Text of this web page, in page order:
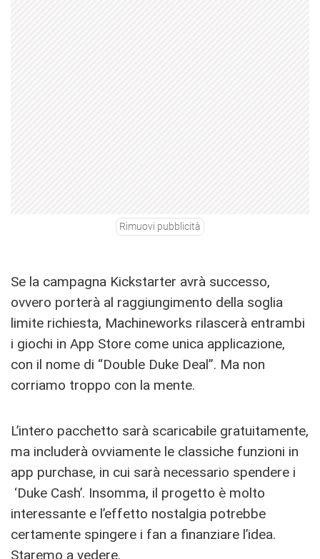
Rimuovi pubblicità
Se la campagna Kickstarter avrà successo,
ovvero porterà al raggiungimento della soglia
limite richiesta, Machineworks rilascerà entrambi
i giochi in App Store come unica applicazione,
con il nome di “Double Duke Deal”. Ma non
corriamo troppo con la mente.
L’intero pacchetto sarà scaricabile gratuitamente,
ma includerà ovviamente le classiche funzioni in
app purchase, in cui sarà necessario spendere i
‘Duke Cash’. Insomma, il progetto è molto
interessante e l’effetto nostalgia potrebbe
certamente spingere i fan a finanziare l’idea.
Staremo a vedere.